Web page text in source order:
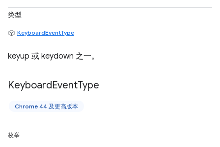
类型
KeyboardEventType
keyup 或 keydown 之一。
KeyboardEventType
Chrome 44 及更高版本
枚举